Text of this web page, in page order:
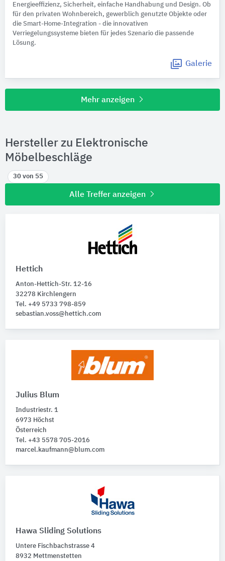
Energieeffizienz, Sicherheit, einfache Handhabung und Design. Ob
für den privaten Wohnbereich, gewerblich genutzte Objekte oder
die Smart-Home-Integration - die innovativen
Verriegelungssysteme bieten für jedes Szenario die passende
Lösung.
Galerie
Mehr anzeigen
Hersteller zu Elektronische
Möbelbeschläge
30 von 55
Alle Treffer anzeigen
Hettich
Anton-Hettich-Str. 12-16
32278 Kirchlengern
Tel. +49 5733 798-859
sebastian.voss@hettich.com
Julius Blum
Industriestr. 1
6973 Höchst
Österreich
Tel. +43 5578 705-2016
marcel.kaufmann@blum.com
Hawa Sliding Solutions
Untere Fischbachstrasse 4
8932 Mettmenstetten